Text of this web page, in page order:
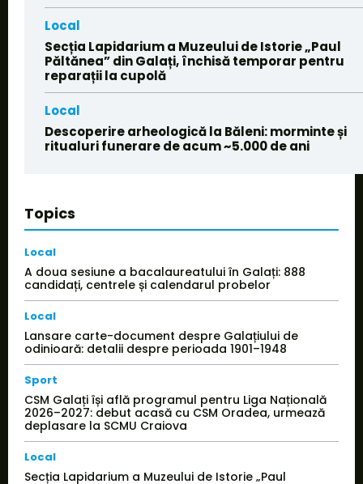
Local
Secția Lapidarium a Muzeului de Istorie „Paul
Păltănea” din Galați, închisă temporar pentru
reparații la cupolă
Local
Descoperire arheologică la Băleni: morminte și
ritualuri funerare de acum ~5.000 de ani
Topics
Local
A doua sesiune a bacalaureatului în Galați: 888
candidați, centrele și calendarul probelor
Local
Lansare carte-document despre Galațiului de
odinioară: detalii despre perioada 1901–1948
Sport
CSM Galați își află programul pentru Liga Națională
2026–2027: debut acasă cu CSM Oradea, urmează
deplasare la SCMU Craiova
Local
Secția Lapidarium a Muzeului de Istorie „Paul